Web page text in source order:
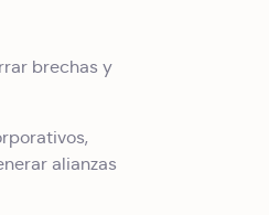
brechas y
alianzas